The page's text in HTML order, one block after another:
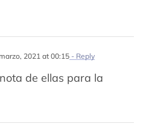
2021 at 00:15- Reply
de ellas para la